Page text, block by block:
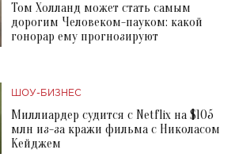
Том Холланд может стать самым
дорогим Человеком-пауком: какой
гонорар ему прогнозируют
ШОУ-БИЗНЕС
Миллиардер судится с Netflix на $105
млн из-за кражи фильма с Николасом
Кейджем